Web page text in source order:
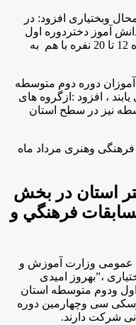
وبختیاری افزود: در
تئاتر زنده این مسابقات نیز 200 دانش آموز دختردوره اول
ودوم متوسطه استان در قالب 12 گروه 12 تا 20 نفره با هم به
آموزان دوره دوم متوسطه
، افزود :ازگروه های
نیز در سطح استان
وهنری مرداد ماه
دختر استان در بخش
فرهنگي و
عمومی وزارت آموزش و
،”بهروز امیدی
دوره اول ودوم متوسطه استان
عروسکی سی وچهارمین دوره
شرکت دارند.